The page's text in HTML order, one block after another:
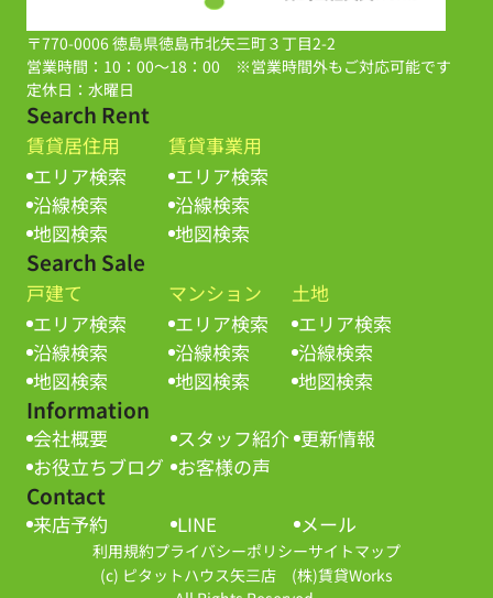
〒770-0006 徳島県徳島市北矢三町３丁目2-2
営業時間：10：00～18：00 ※営業時間外もご対応可能です
定休日：水曜日
Search Rent
賃貸居住用
エリア検索
沿線検索
地図検索
賃貸事業用
エリア検索
沿線検索
地図検索
Search Sale
戸建て
エリア検索
沿線検索
地図検索
マンション
エリア検索
沿線検索
地図検索
土地
エリア検索
沿線検索
地図検索
Information
会社概要 スタッフ紹介 更新情報
お役立ちブログ お客様の声
Contact
来店予約 LINE メール
利用規約プライバシーポリシーサイトマップ
(c) ピタットハウス矢三店 (株)賃貸Works